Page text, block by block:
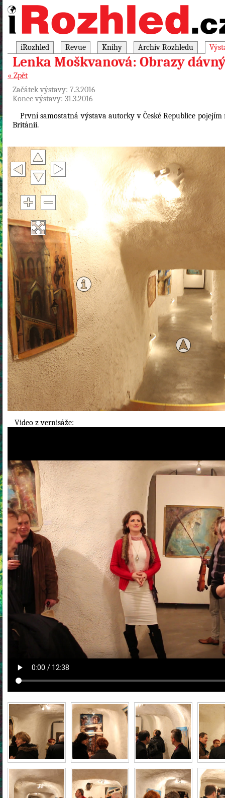
iRozhled Revue Knihy Archiv Rozhledu
Lenka Moškvanová: Obrazy
« Zpět
Začátek výstavy: 7.3.2016
Konec výstavy: 31.3.2016
První samostatná výstava autorky v České Republice
Británii.
Video z vernisáže: